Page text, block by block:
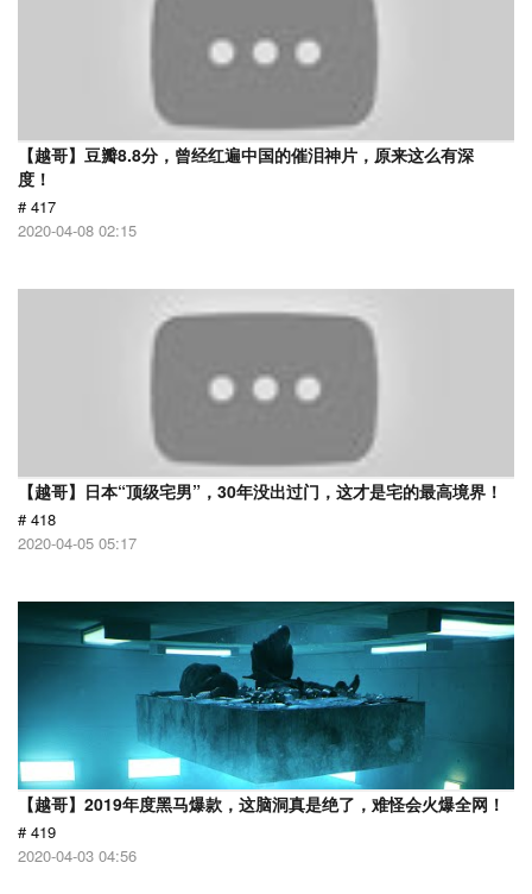
【越哥】豆瓣8.8分，曾经红遍中国的催泪神片，原来这么有深
度！
# 417
2020-04-08 02:15
【越哥】日本“顶级宅男”，30年没出过门，这才是宅的最高境界！
# 418
2020-04-05 05:17
【越哥】2019年度黑马爆款，这脑洞真是绝了，难怪会火爆全网！
# 419
2020-04-03 04:56